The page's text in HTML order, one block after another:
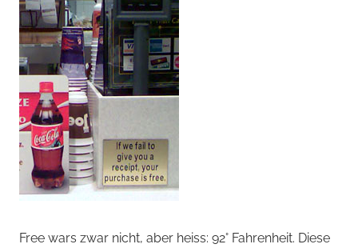
Free wars zwar nicht, aber heiss: 92° Fahrenheit. Diese